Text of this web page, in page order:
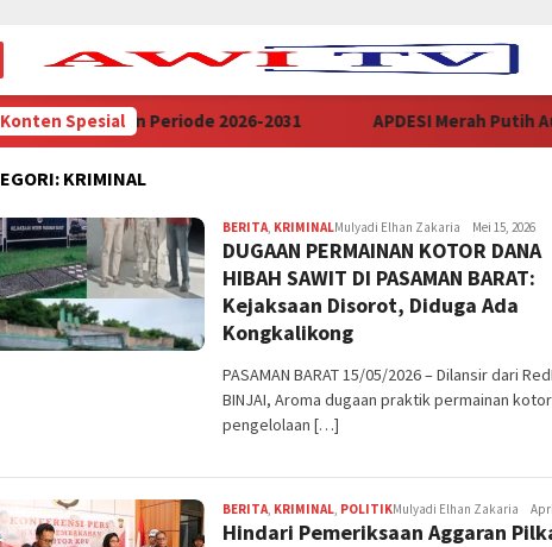
Konten Spesial
Banten Periode 2026-2031 APDESI Merah Putih
KRIMINAL
BERITA, KRIMINALMulyadi Elhan Zakaria Mei 15, 2026
DUGAAN PERMAINAN KOTOR DANA
HIBAH SAWIT DI PASAMAN BARAT:
Kejaksaan Disorot, Diduga Ada
Kongkalikong
PASAMAN BARAT 15/05/2026 – Dilansir dari
BINJAI, Aroma dugaan praktik permainan
pengelolaan […]
BERITA, KRIMINAL, POLITIKMulyadi Elhan Zakaria
Hindari Pemeriksaan Aggaran